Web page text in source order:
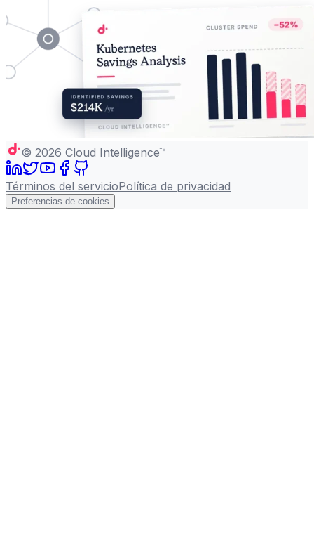
© 2026 Cloud Intelligence™
Términos del servicioPolítica de privacidad
Preferencias de cookies